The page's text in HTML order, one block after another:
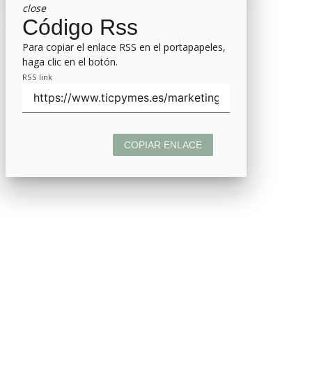
close
Código Rss
Para copiar el enlace RSS en el portapapeles,
haga clic en el botón.
RSS link
COPIAR ENLACE